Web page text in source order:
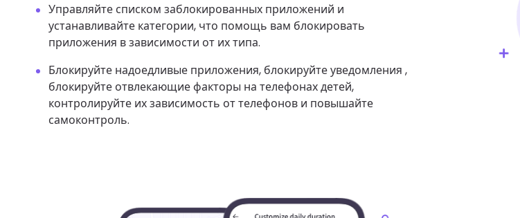
Управляйте списком заблокированных приложений и
устанавливайте категории, что помощь вам блокировать
приложения в зависимости от их типа.
Блокируйте надоедливые приложения, блокируйте уведомления ,
блокируйте отвлекающие факторы на телефонах детей,
контролируйте их зависимость от телефонов и повышайте
самоконтроль.